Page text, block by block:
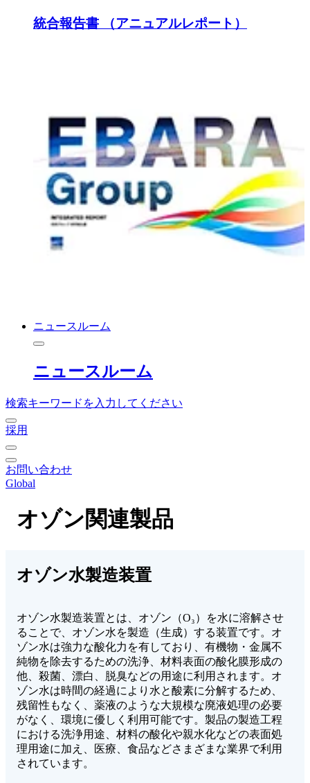
統合報告書 （アニュアルレポート）
ニュースルーム
ニュースルーム
検索キーワードを入力してください
採用
お問い合わせ
Global
オゾン関連製品
オゾン水製造装置
オゾン水製造装置とは、オゾン（O₃）を水に溶解させ
ることで、オゾン水を製造（生成）する装置です。オ
ゾン水は強力な酸化力を有しており、有機物・金属不
純物を除去するための洗浄、材料表面の酸化膜形成の
他、殺菌、漂白、脱臭などの用途に利用されます。オ
ゾン水は時間の経過により水と酸素に分解するため、
残留性もなく、薬液のような大規模な廃液処理の必要
がなく、環境に優しく利用可能です。製品の製造工程
における洗浄用途、材料の酸化や親水化などの表面処
理用途に加え、医療、食品などさまざまな業界で利用
されています。